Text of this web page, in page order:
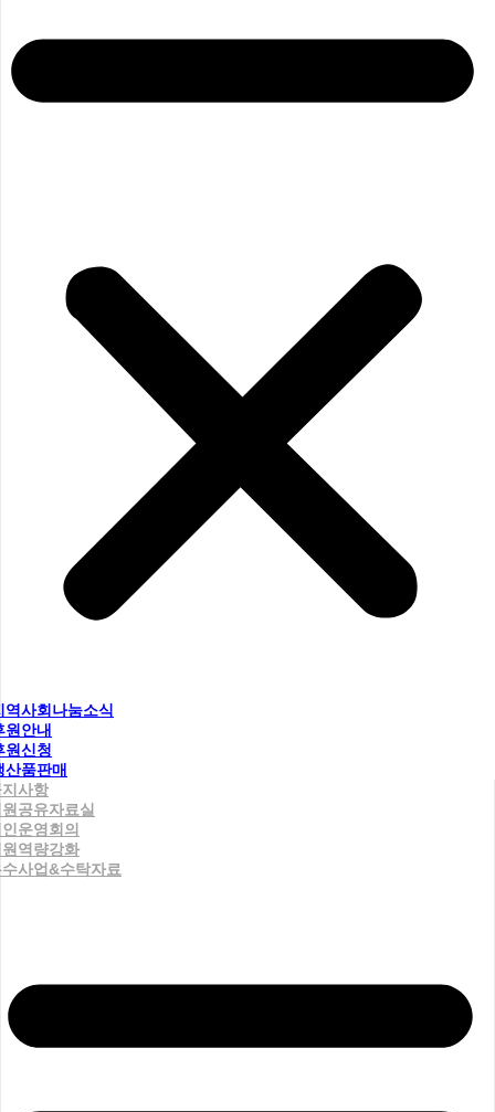
역사회나눔소식
원안내
원신청
산품판매
사항
공유자료실
운영회의
역량강화
사업&수탁자료